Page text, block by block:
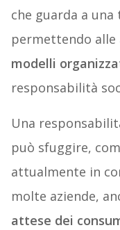
che guarda a una
permettendo alle
modelli
responsabilità
Una
può sfuggire,
attualmente in
molte aziende,
attese dei